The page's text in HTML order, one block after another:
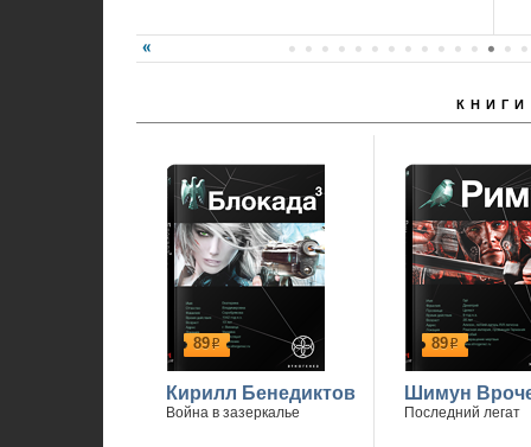
КНИГИ
89р
Кирилл Бенедиктов
Война в зазеркалье
89р
Шимун
Последний легат